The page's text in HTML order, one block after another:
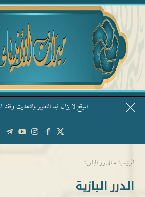
الموقع لا يزال قيد التطوير والتحديث وفقنا
قال الشيخ ربيع وفقه الله: نحن ليس عندنا
الرئيسية » الدرر البازية
الدرر البازية